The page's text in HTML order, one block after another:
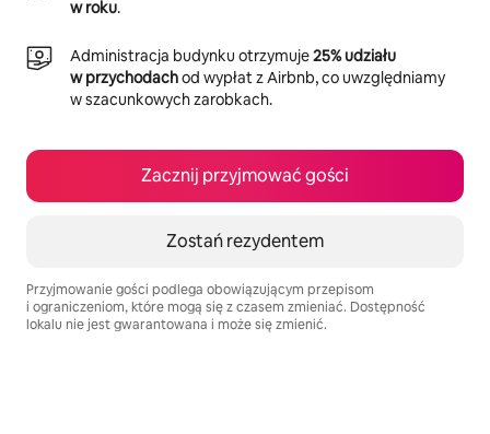
w roku.
Administracja budynku otrzymuje25% udziału
w przychodachod wypłat z Airbnb, co uwzględniamy
w szacunkowych zarobkach.
Zacznij przyjmować gości
Zostań rezydentem
Przyjmowanie gości podlega obowiązującym przepisom
i ograniczeniom, które mogą się z czasem zmieniać. Dostępność
lokalu nie jest gwarantowana i może się zmienić.